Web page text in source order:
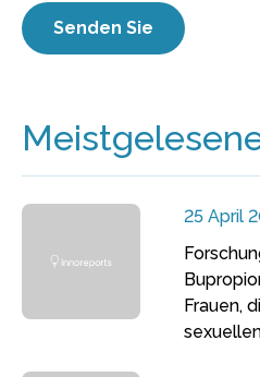
25 April
Frauen,